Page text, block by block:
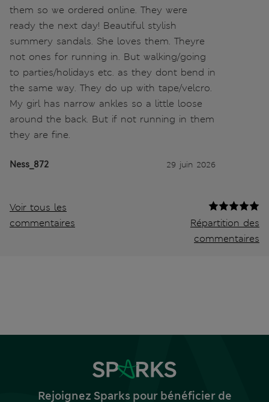
them so we ordered online. They were
ready the next day! Beautiful stylish
summery sandals. She loves them. Theyre
not ones for running in. But walking/going
to parties/holidays etc. as they dont bend in
the same way. They do up with tape/velcro.
My girl has narrow ankles so a little loose
around the back. But if not running in them
they are fine.
Ness_872 29 juin 2026
Voir tous les
commentaires
Répartition des
commentaires
Rejoignez Sparks pour bénéficier de